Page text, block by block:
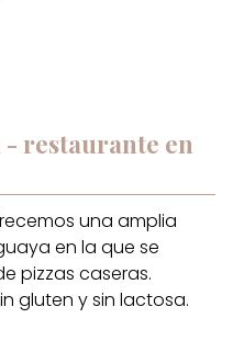
restaurante en
una amplia
en la que se
pizzas caseras.
gluten y sin lactosa.